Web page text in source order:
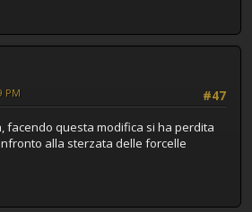
#47
PM
facendo questa modifica si ha perdita
alla sterzata delle forcelle